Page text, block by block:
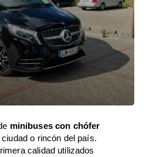
minibuses con chófer
o rincón del país.
calidad utilizados